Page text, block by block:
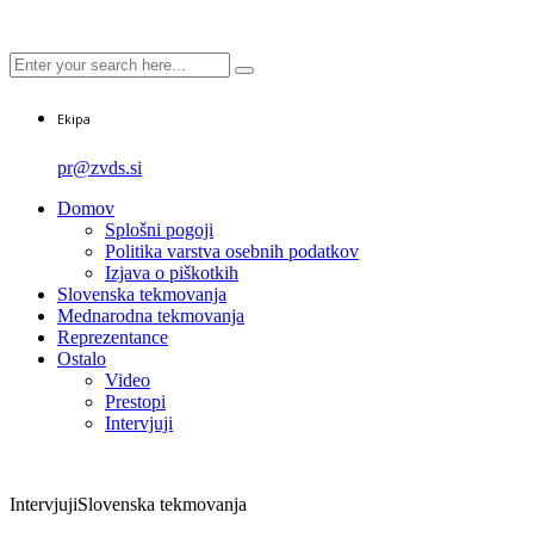
Ekipa
pr@zvds.si
Domov
Splošni pogoji
Politika varstva osebnih podatkov
Izjava o piškotkih
Slovenska tekmovanja
Mednarodna tekmovanja
Reprezentance
Ostalo
Video
Prestopi
Intervjuji
IntervjujiSlovenska tekmovanja